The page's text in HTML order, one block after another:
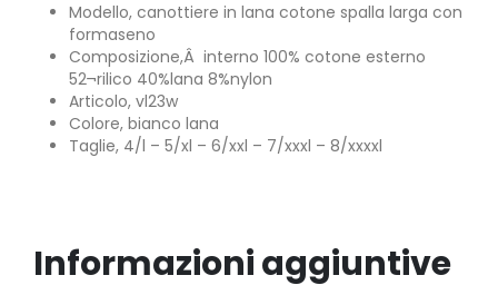
Modello, canottiere in lana cotone spalla larga con
formaseno
Composizione,Â interno 100% cotone esterno
52¬rilico 40%lana 8%nylon
Articolo, vl23w
Colore, bianco lana
Taglie, 4/l – 5/xl – 6/xxl – 7/xxxl – 8/xxxxl
Informazioni aggiuntive